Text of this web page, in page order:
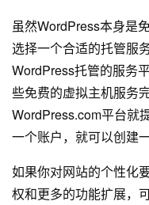
虽然WordPress本身是
选择一个合适的托管服
WordPress托管的服务
些免费的虚拟主机服务
WordPress.com平台就
一个账户，就可以创建
如果你对网站的个性化
权和更多的功能扩展，